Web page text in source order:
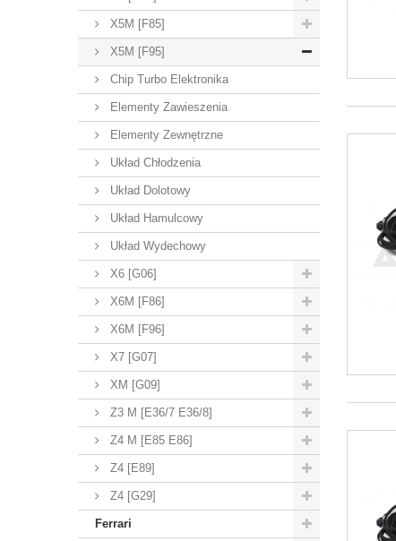
X5M [F85]
X5M [F95]
Chip Turbo Elektronika
Elementy Zawieszenia
Elementy Zewnętrzne
Układ Chłodzenia
Układ Dolotowy
Układ Hamulcowy
Układ Wydechowy
X6 [G06]
X6M [F86]
X6M [F96]
X7 [G07]
XM [G09]
Z3 M [E36/7 E36/8]
Z4 M [E85 E86]
Z4 [E89]
Z4 [G29]
Ferrari